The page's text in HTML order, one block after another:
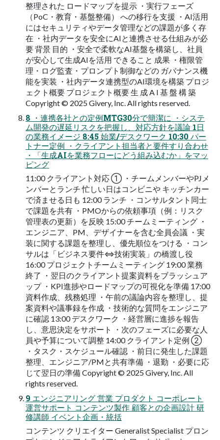
整理された ロードマップを提示 ・実行フェーズ
（PoC・教育・基盤整備） への移行を支援 ・AI活用
にはセキュリティやデータ管理などの課題が多く存
在 ・社内データを安全にAIと連携させる仕組みが必
要 背景 目的 ・安全で柔軟なAI基盤を構築し、社員
が安心して生成AIを活用 できること 成果 ・権限管
理・ログ監査・プロンプト制御などの ガバナンス機
能を実装 ・社内データ連携型のAI環境を構築 プロジ
ェクト概要 プロジェクト概要 生 成 A I 基 盤 構 築
Copyright © 2025 Givery, Inc. All rights reserved.
8 ・連携各社との定例MTG30分で簡潔に ・システ
ム開発の遅延リスクを把握し、対応方針を議論 1日
の業務イメージ 8:45 始業/デスクワーク 10:30 パー
トナー定例 ・クライアント担当者と要件すり合わせ
・「生成AIを業務フローにどう組み込むか」をマッ
ピング
11:00 クライアント対応 ① ・チームメンバーやPJメ
ンバーとランチ 忙しい日はコンビニや キッチンカー
で済ませる日も 12:00 ランチ ・コンサルタント同士
で課題を共有 ・PMOからの依頼事項（例：リスク
管理表の更新）を反映 15:00 チームミーティング ・
エンジニア、PM、デザイナーを含む全員会議 ・実
装に関する課題を整理し、優先順位をつける ・コン
サルは「ビジネス要件⇔技術実装」の橋渡し役
16:00 プロジェクトチームミーティング 19:00 業務
終了 ・翌日のクライアント提案資料をブラッシュア
ップ ・KPI進捗やロードマップの可視化を準備 17:00
資料作成、残務処理 ・午前の議論内容を整理し、提
案資料や議事録を作成 ・技術的な質問をエンジニア
に確認 13:00 デスクワーク ・経営層に進捗を報告
し、意思決定をサポート ・次のフェーズに必要な人
員や予算について調整 14:00 クライアント定例 ②
・タスク・スケジュール確認 ・前日に発生した課題
整理、エンジニア/PMと共有準備 ・退勤 ・必要に応
じて翌日の準備 Copyright © 2025 Givery, Inc. All
rights reserved.
9 エンジニアリング 営業 プロダクト コーポレート
運営サポート コンテンツ製作 顧客との企画設計 研
修講師 イベント企画・統括
コンテンツ クリエイター Generalist Specialist プロン